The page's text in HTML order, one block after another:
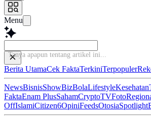
Menu
Tanya apapun tentang artike
Berita UtamaCek FaktaTerkiniTerpopuler
NewsBisnisShowBizBolaLifestyleKesehatan
FaktaEnam PlusSahamCryptoTVFoto
OffIslamiCitizen6OpiniFeedsOtosiaSpotlight